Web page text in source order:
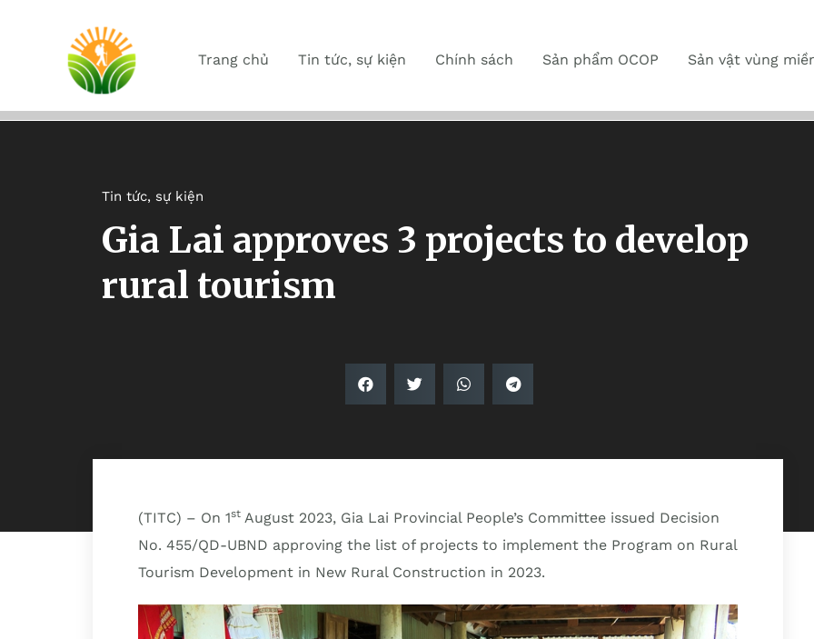
Trang chủ Tin tức, sự kiện Chính sách Sản phẩm OCOP Sản vật vùng
Tin tức, sự kiện
Gia Lai approves 3 projects to develop
rural tourism
(TITC) – On 1st August 2023, Gia Lai Provincial People’s Committee issued Decision
No. 455/QD-UBND approving the list of projects to implement the Program on Rural
Tourism Development in New Rural Construction in 2023.